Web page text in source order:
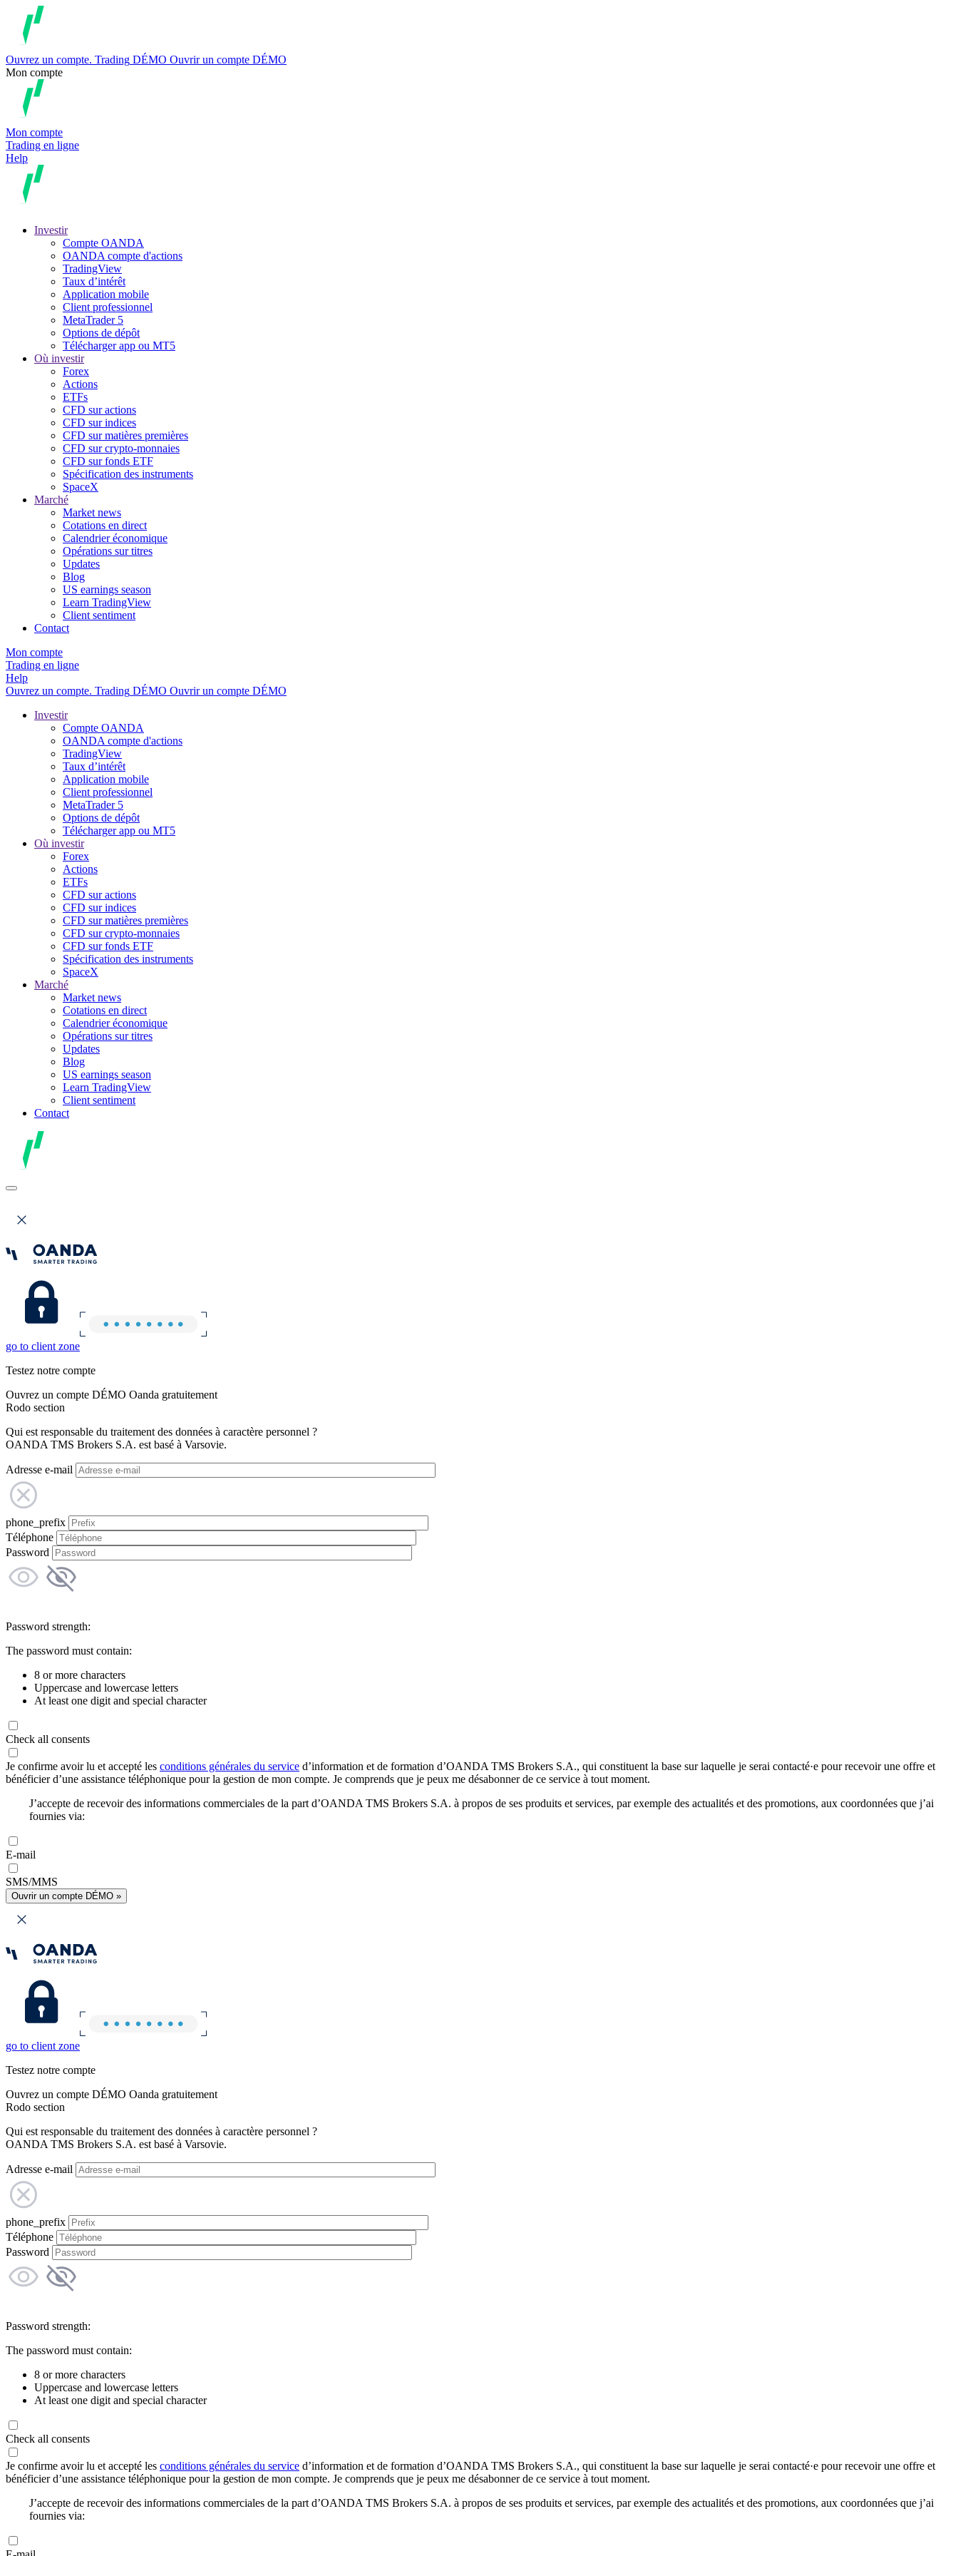
Ouvrez un compte. Trading DÉMO Ouvrir un compte DÉMO
Mon compte
Mon compte
Trading en ligne
Help
Investir
Compte OANDA
OANDA compte d'actions
TradingView
Taux d’intérêt
Application mobile
Client professionnel
MetaTrader 5
Options de dépôt
Télécharger app ou MT5
Où investir
Forex
Actions
ETFs
CFD sur actions
CFD sur indices
CFD sur matières premières
CFD sur crypto-monnaies
CFD sur fonds ETF
Spécification des instruments
SpaceX
Marché
Market news
Cotations en direct
Calendrier économique
Opérations sur titres
Updates
Blog
US earnings season
Learn TradingView
Client sentiment
Contact
Mon compte
Trading en ligne
Help
Ouvrez un compte. Trading DÉMO Ouvrir un compte DÉMO
Investir
Compte OANDA
OANDA compte d'actions
TradingView
Taux d’intérêt
Application mobile
Client professionnel
MetaTrader 5
Options de dépôt
Télécharger app ou MT5
Où investir
Forex
Actions
ETFs
CFD sur actions
CFD sur indices
CFD sur matières premières
CFD sur crypto-monnaies
CFD sur fonds ETF
Spécification des instruments
SpaceX
Marché
Market news
Cotations en direct
Calendrier économique
Opérations sur titres
Updates
Blog
US earnings season
Learn TradingView
Client sentiment
Contact
go to client zone
Testez notre compte
Ouvrez un compte DÉMO Oanda gratuitement
Rodo section
Qui est responsable du traitement des données à caractère personnel ?
OANDA TMS Brokers S.A. est basé à Varsovie.
Adresse e-mail
phone_prefix
Téléphone
Password
Password strength:
The password must contain:
8 or more characters
Uppercase and lowercase letters
At least one digit and special character
Check all consents
Je confirme avoir lu et accepté les conditions générales du service d’information et de formation d’OANDA TMS Brokers S.A., qui constituent la base sur laquelle je serai contacté·e pour recevoir une offre et
bénéficier d’une assistance téléphonique pour la gestion de mon compte. Je comprends que je peux me désabonner de ce service à tout moment.
J’accepte de recevoir des informations commerciales de la part d’OANDA TMS Brokers S.A. à propos de ses produits et services, par exemple des actualités et des promotions, aux coordonnées que j’ai
fournies via:
E-mail
SMS/MMS
Ouvrir un compte DÉMO »
go to client zone
Testez notre compte
Ouvrez un compte DÉMO Oanda gratuitement
Rodo section
Qui est responsable du traitement des données à caractère personnel ?
OANDA TMS Brokers S.A. est basé à Varsovie.
Adresse e-mail
phone_prefix
Téléphone
Password
Password strength:
The password must contain:
8 or more characters
Uppercase and lowercase letters
At least one digit and special character
Check all consents
Je confirme avoir lu et accepté les conditions générales du service d’information et de formation d’OANDA TMS Brokers S.A., qui constituent la base sur laquelle je serai contacté·e pour recevoir une offre et
bénéficier d’une assistance téléphonique pour la gestion de mon compte. Je comprends que je peux me désabonner de ce service à tout moment.
J’accepte de recevoir des informations commerciales de la part d’OANDA TMS Brokers S.A. à propos de ses produits et services, par exemple des actualités et des promotions, aux coordonnées que j’ai
fournies via: